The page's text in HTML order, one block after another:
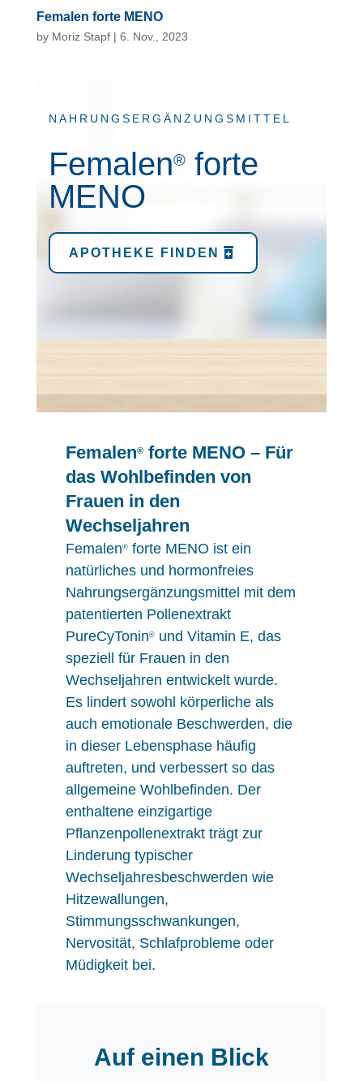
Femalen forte MENO
by Moriz Stapf| 6. Nov., 2023
NAHRUNGSERGÄNZUNGSMITTEL
Femalen®forte
MENO
APOTHEKE FINDEN
Femalen®forte MENO – Für
das Wohlbefinden von
Frauen in den
Wechseljahren
Femalen®forte MENO ist ein
natürliches und hormonfreies
Nahrungsergänzungsmittel mit dem
patentierten Pollenextrakt
PureCyTonin®und Vitamin E, das
speziell für Frauen in den
Wechseljahren entwickelt wurde.
Es lindert sowohl körperliche als
auch emotionale Beschwerden, die
in dieser Lebensphase häufig
auftreten, und verbessert so das
allgemeine Wohlbefinden. Der
enthaltene einzigartige
Pflanzenpollenextrakt trägt zur
Linderung typischer
Wechseljahresbeschwerden wie
Hitzewallungen,
Stimmungsschwankungen,
Nervosität, Schlafprobleme oder
Müdigkeit bei.
Auf einen Blick